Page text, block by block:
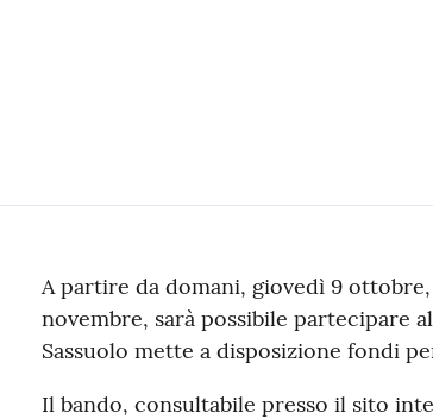
Contenuto
A partire da domani, giovedì 9
novembre, sarà possibile partecipare
Sassuolo mette a disposizione fondi
Il bando, consultabile presso il sito